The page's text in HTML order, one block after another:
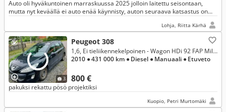
Auto oli hyväkuntoinen marraskuussa 2025 jolloin laitettu seisontaan,
mutta nyt keväällä ei auto enää käynnisty, auton seuraava katsastus on
Lohja, Riitta Kärhä
3
Peugeot 308
800 €
1,6, Ei tieliikennekelpoinen - Wagon HDi 92 FAP Millesim 200 II
2010 ● 431 000 km ● Diesel ● Manuaali ● Etuveto
pakuksi rekattu pösö projektiksi
Kuopio, Petri Murtomäki